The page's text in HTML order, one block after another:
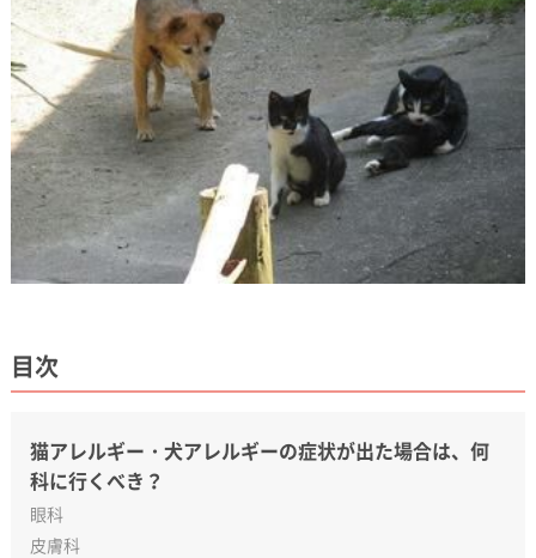
目次
猫アレルギー・犬アレルギーの症状が出た場合は、何
科に行くべき？
眼科
皮膚科